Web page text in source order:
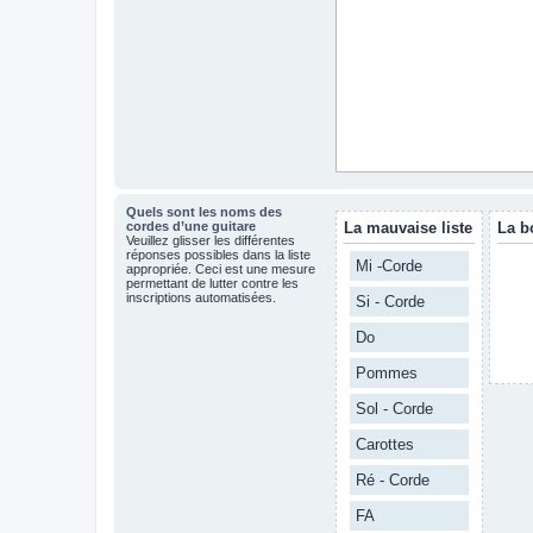
Quels sont les noms des
cordes d’une guitare
Veuillez glisser les différentes
réponses possibles dans la liste
appropriée. Ceci est une mesure
permettant de lutter contre les
inscriptions automatisées.
La mauvaise liste
Mi -Corde
Si - Corde
Do
Pommes
Sol - Corde
Carottes
Ré - Corde
FA
La